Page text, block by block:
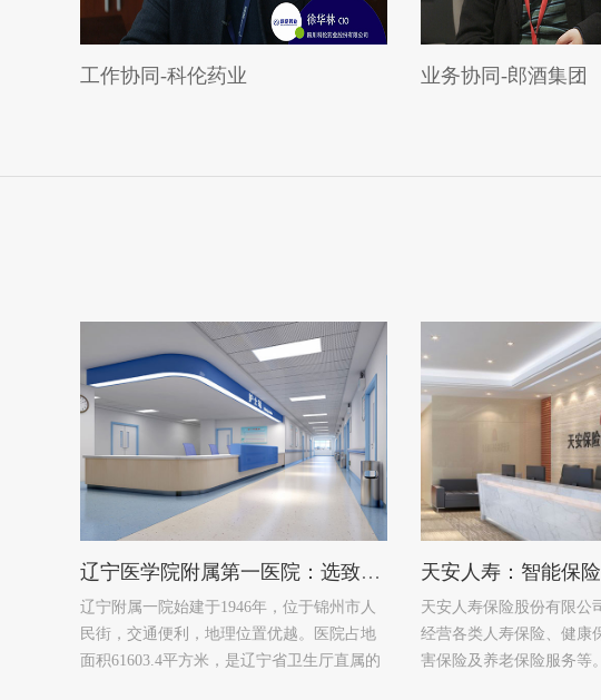
工作协同-科伦药业 业务协同-郎酒集团
辽宁医学院附属第一医院：选致远 协同价值助民生
辽宁附属一院始建于1946年，位于锦州市人
民街，交通便利，地理位置优越。医院占地
面积61603.4平方米，是辽宁省卫生厅直属的
天安人寿保险股份有限公
经营各类人寿保险、健康
害保险及养老保险服务等